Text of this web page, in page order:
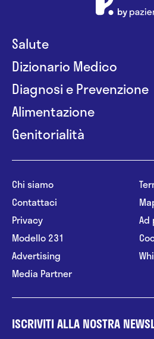
Salute
Dizionario Medico
Diagnosi e Prevenzione
Alimentazione
Genitorialità
Chi siamo
Contattaci
Privacy
Modello 231
Advertising
Media Partner
Ad
ISCRIVITI ALLA NOSTRA